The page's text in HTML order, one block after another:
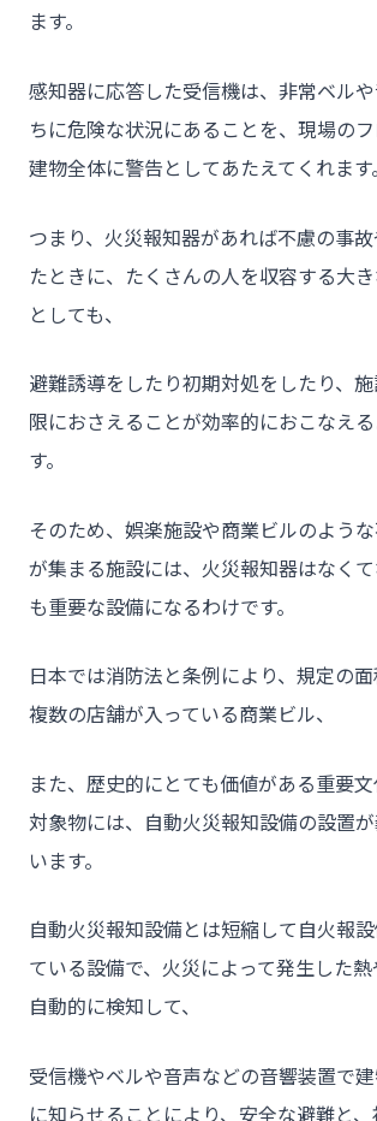
チーム★トウカイ
ます。
感知器に応答した受信機は、非常ベル
ちに危険な状況にあることを、現場の
建物全体に警告としてあたえてくれます。
つまり、火災報知器があれば不慮の事
たときに、たくさんの人を収容する大
としても、
避難誘導をしたり初期対処をしたり、
限におさえることが効率的におこなえ
す。
そのため、娯楽施設や商業ビルのよう
が集まる施設には、火災報知器はなく
も重要な設備になるわけです。
日本では消防法と条例により、規定の
複数の店舗が入っている商業ビル、
また、歴史的にとても価値がある重要
対象物には、自動火災報知設備の設置
います。
自動火災報知設備とは短縮して自火報
ている設備で、火災によって発生した
自動的に検知して、
受信機やベルや音声などの音響装置で
に知らせることにより、安全な避難と